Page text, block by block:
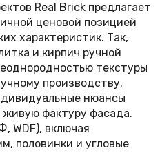
Real Brick предлагает
ценовой позицией
характеристик. Так,
и кирпич ручной
текстуры
производству.
нюансы
живую фактуру фасада.
WDF), включая
половинки и угловые